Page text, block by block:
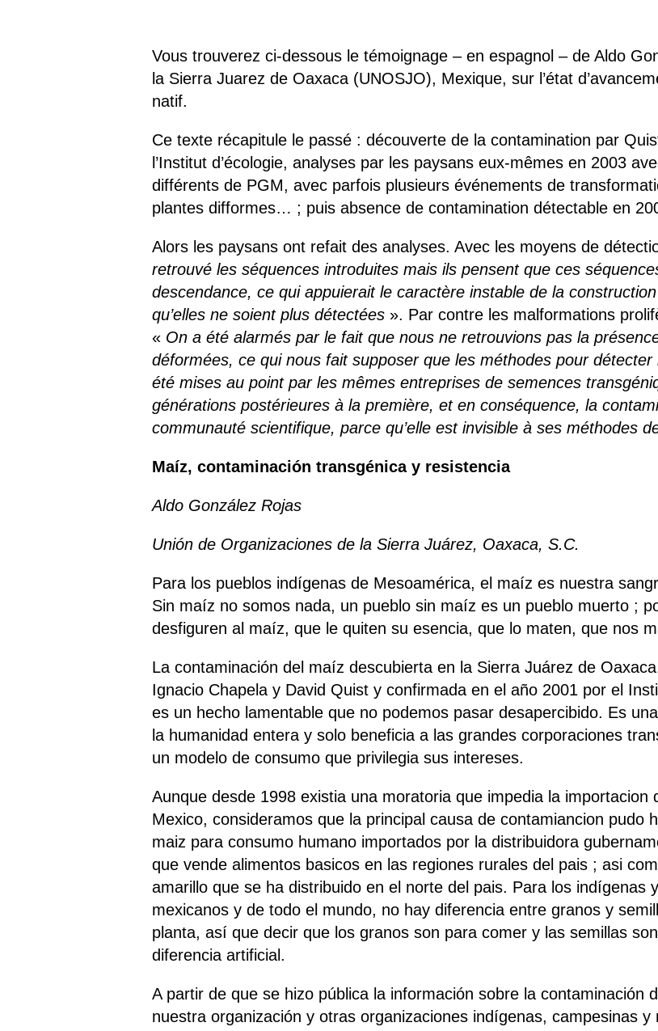
Il y a semence…. et semence
Quels sont les avantages et les inconvénients
Vous trouverez ci-dessous le témoignage – en espagnol – de Aldo
la Sierra Juarez de Oaxaca (UNOSJO), Mexique, sur l’état
natif.
Ce texte récapitule le passé : découverte de la contamination par
l’Institut d’écologie, analyses par les paysans eux-mêmes en 2003
différents de PGM, avec parfois plusieurs événements de
plantes difformes… ; puis absence de contamination détectable en
Alors les paysans ont refait des analyses. Avec les moyens de
retrouvé les séquences introduites mais ils pensent que ces
descendance, ce qui appuierait le caractère instable de la
qu’elles ne soient plus détectées ». Par contre les malformations
« On a été alarmés par le fait que nous ne retrouvions pas la
déformées, ce qui nous fait supposer que les méthodes pour
été mises au point par les mêmes entreprises de semences
générations postérieures à la première, et en conséquence, la
communauté scientifique, parce qu’elle est invisible à ses méthodes
Maíz, contaminación transgénica y resistencia
Aldo González Rojas
Unión de Organizaciones de la Sierra Juárez, Oaxaca, S.C.
Para los pueblos indígenas de Mesoamérica, el maíz es nuestra
Sin maíz no somos nada, un pueblo sin maíz es un pueblo muerto ;
desfiguren al maíz, que le quiten su esencia, que lo maten, que nos
La contaminación del maíz descubierta en la Sierra Juárez de
Ignacio Chapela y David Quist y confirmada en el año 2001 por el
es un hecho lamentable que no podemos pasar desapercibido. Es
la humanidad entera y solo beneficia a las grandes corporaciones
un modelo de consumo que privilegia sus intereses.
Aunque desde 1998 existia una moratoria que impedia la importacion
Mexico, consideramos que la principal causa de contamiancion pudo
maiz para consumo humano importados por la distribuidora
que vende alimentos basicos en las regiones rurales del pais ; asi
amarillo que se ha distribuido en el norte del pais. Para los indígenas
mexicanos y de todo el mundo, no hay diferencia entre granos y
planta, así que decir que los granos son para comer y las semillas
diferencia artificial.
A partir de que se hizo pública la información sobre la contaminación
nuestra organización y otras organizaciones indígenas, campesinas